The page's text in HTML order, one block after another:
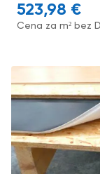
523,98 €
Cena za m² bez